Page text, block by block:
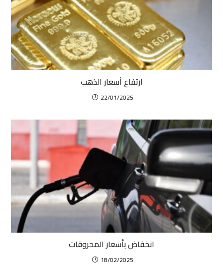
ارتفاع أسعار الذهب
22/01/2025
انخفاض بأسعار المحروقات
18/02/2025